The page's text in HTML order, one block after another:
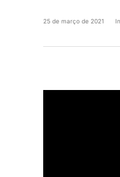
25 de março de 2021 In